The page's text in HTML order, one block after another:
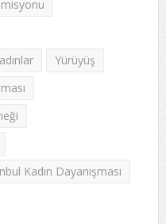
Yürüyüş
Kadın Dayanışması